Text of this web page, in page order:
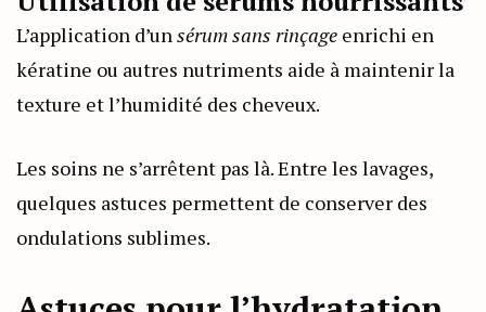
L’application d’unsérum sans rinçage enrichi en
kératine ou autres nutriments aide à maintenir la
texture et l’humidité des cheveux.
Les soins ne s’arrêtent pas là. Entre les lavages,
quelques astuces permettent de conserver des
ondulations sublimes.